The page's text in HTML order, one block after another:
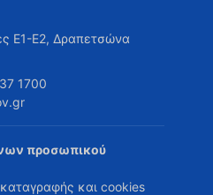
Ε1-Ε2, Δραπετσώνα
1700
προσωπικού
καταγραφής και cookies